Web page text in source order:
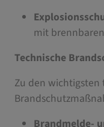
mit
Technische
Zu den wichtigsten
Brandmelde-